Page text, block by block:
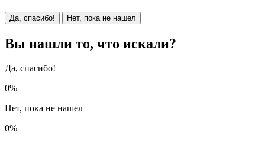
Да, спасибо! Нет, пока не нашел
Вы нашли то, что искали?
Да, спасибо!
0%
Нет, пока не нашел
0%